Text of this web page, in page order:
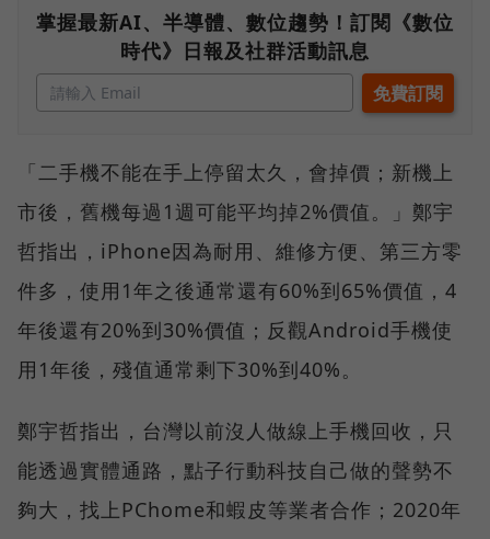
掌握最新AI、半導體、數位趨勢！訂閱《數位
時代》日報及社群活動訊息
「二手機不能在手上停留太久，會掉價；新機上
市後，舊機每過1週可能平均掉2%價值。」鄭宇
哲指出，iPhone因為耐用、維修方便、第三方零
件多，使用1年之後通常還有60%到65%價值，4
年後還有20%到30%價值；反觀Android手機使
用1年後，殘值通常剩下30%到40%。
鄭宇哲指出，台灣以前沒人做線上手機回收，只
能透過實體通路，點子行動科技自己做的聲勢不
夠大，找上PChome和蝦皮等業者合作；2020年